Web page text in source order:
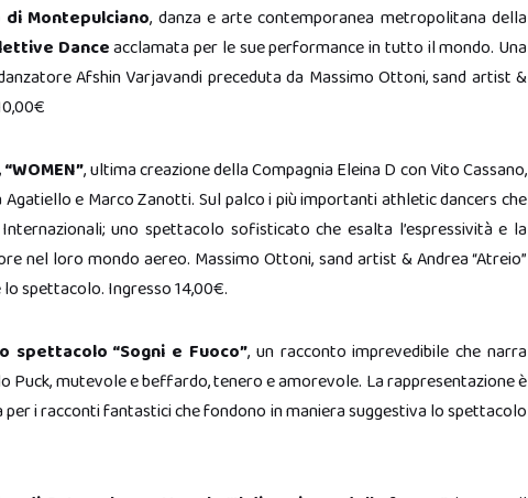
Montepulciano, danza e arte contemporanea metropolitana della
Danceacclamata per le sue performance in tutto il mondo. Una
Afshin Varjavandi preceduta da Massimo Ottoni, sand artist &
, ultima creazione della Compagnia Eleina D con Vito Cassano,
e Marco Zanotti. Sul palco i più importanti athletic dancers che
uno spettacolo sofisticato che esalta l’espressività e la
nel loro mondo aereo. Massimo Ottoni, sand artist & Andrea “Atreio”
lo spettacolo. Ingresso 14,00€.
“Sogni e Fuoco”, un racconto imprevedibile che narra
Puck, mutevole e beffardo, tenero e amorevole. La rappresentazione è
i racconti fantastici che fondono in maniera suggestiva lo spettacolo